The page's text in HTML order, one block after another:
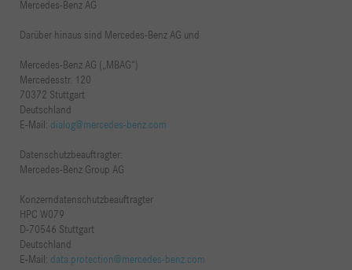
Mercedes-Benz AG
Darüber hinaus sind Mercedes-Benz AG und
Mercedes-Benz AG („MBAG“)
Mercedesstr. 120
70372 Stuttgart
Deutschland
E-Mail: dialog@mercedes-benz.com
Datenschutzbeauftragter:
Mercedes-Benz Group AG
Konzerndatenschutzbeauftragter
HPC W079
D-70546 Stuttgart
Deutschland
E-Mail: data.protection@mercedes-benz.com